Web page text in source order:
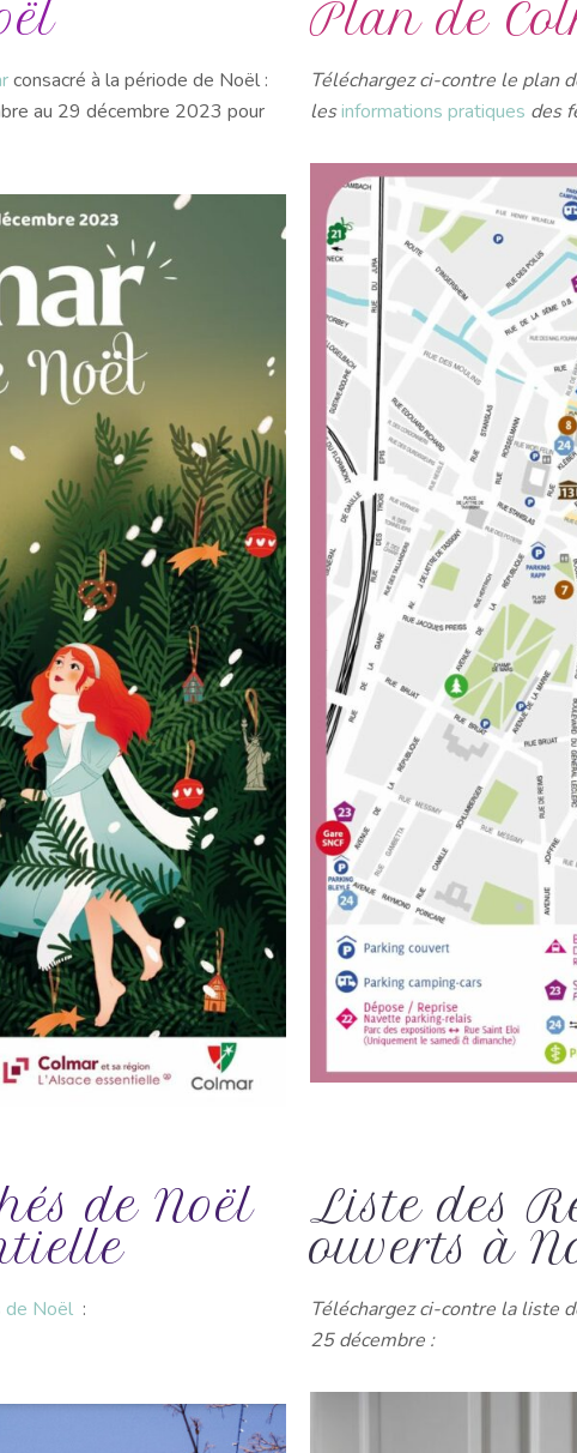
consacré à la période de Noël :
au 29 décembre 2023 pour
Plan de
Téléchargez ci-contre le plan
lesinformations pratiques des
de Noël
de Noël :
Liste des
ouverts à
Téléchargez ci-contre la liste
25 décembre :